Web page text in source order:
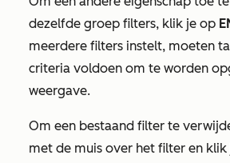
dezelfde groep filters, klik je op
meerdere filters instelt, moeten
criteria voldoen om te worden
weergave.
Om een bestaand filter te
met de muis over het filter en klik